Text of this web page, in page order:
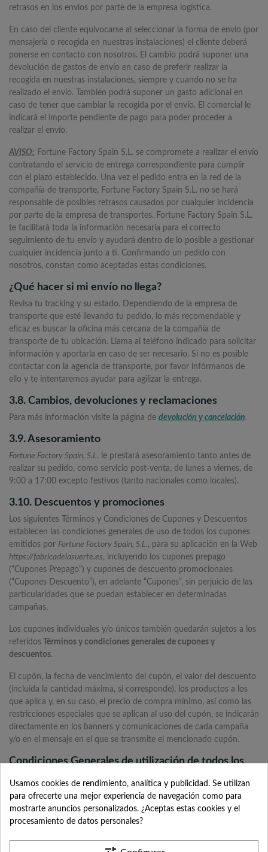
retrasos en los envíos por parte de la empresa logística.
En caso del cliente equivocarse al seleccionar la forma de envío (por
mensajería o recogida en nuestras instalaciones) el cliente deberá
ponerse en contacto con nosotros. El cambio podrá suponer una
devolución de gastos de envío en caso de preferir realizar la
recogida en nuestras instalaciones, siempre y cuando no se ha
realizado el envío. También podrá suponer un gasto adicional en
caso de tener que cambiar la recogida por el envío. El comercial le
indicará el importe pendiente de pago para poder proceder a
realizar el envío.
AVISO: Fortune Factory Spain S.L. se compromete a realizar el envío
contratando el servicio de entrega correspondiente para cumplir
con el plazo establecido. Una vez el pedido entra en la red de la
compañía de transporte, Fortune Factory Spain S.L. no se hará
responsable de posibles retrasos causados por cualquier incidencia
por parte de la empresa de transportes. Fortune Factory Spain S.L.
te facilitará toda la información necesaria para el correcto
seguimiento de tu envío y ayudará dentro de lo posible a gestionar
cualquier incidencia junto a ti. Confirmando un pedido con
nosotros, constan como aceptadas estas condiciones.
¿Qué hacer si mi envío no llega?
Revisa tu tracking y su estado. Dependiendo de la empresa de
transporte que esté llevando tu pedido, lo más recomendable y
eficaz es buscar la oficina más cercana de la compañía de
transporte de tu ubicación. Llama al teléfono indicado para solicitar
información y aportarla en caso de ser necesario. Si no es posible
contactar con la agencia de transporte, por favor infórmanos de
ello y te intentaremos ayudar para agilizar la entrega.
3.8. Cambios, devoluciones y reclamaciones
Para más información visite la página de devolución y cancelación.
3.9. Asesoramiento
Fortune Factory Spain, S.L. le prestará asesoramiento tanto antes de
realizar su pedido, como servicio post-venta, de lunes a viernes, de
9:00 a 17:00 excepto festivos (tanto nacionales como locales).
3.10. Descuentos y promociones
Los siguientes Términos y Condiciones de Cupones y Descuentos
establecen las condiciones generales de uso de todos los cupones
emitidos por Fortune Factory Spain, S.L., para su aplicación en la Web
https://fabricadelasuerte.es, incluyendo los cupones prepago
(“Cupones Prepago”) y cupones de descuento promocionales
(“Cupones Descuento”), en adelante “Cupones”, sin perjuicio de las
particularidades que se puedan establecer en determinadas
campañas.
Los cupones individuales y/o únicos también quedarán sujetos a los
referidos Términos y condiciones generales de cupones y
descuentos.
El cupón, la fecha de vencimiento del cupón, el valor del descuento
(incluida la cantidad máxima, si corresponde), los productos a los
que aplica y, en su caso, el precio de compra mínimo, así como las
restricciones especiales que se aplican al uso del cupón, se indicarán
directamente en los banners y comunicaciones de cada campaña
y/o en el mensaje en el que se transmite el mencionado cupón.
Condiciones Generales de utilización de todos los
Los cupones no pueden aplicarse a pedidos realizados con
anterioridad.
Los cupones no serán válidos para productos que tengan
aplicado en el carrito o finalizar compra un descuento por cantidad.
Los cupones no serán válidos para productos que tengan un
Usamos cookies de rendimiento, analítica y publicidad. Se utilizan
para ofrecerte una mejor experiencia de navegación como para
mostrarte anuncios personalizados. ¿Aceptas estas cookies y el
procesamiento de datos personales?